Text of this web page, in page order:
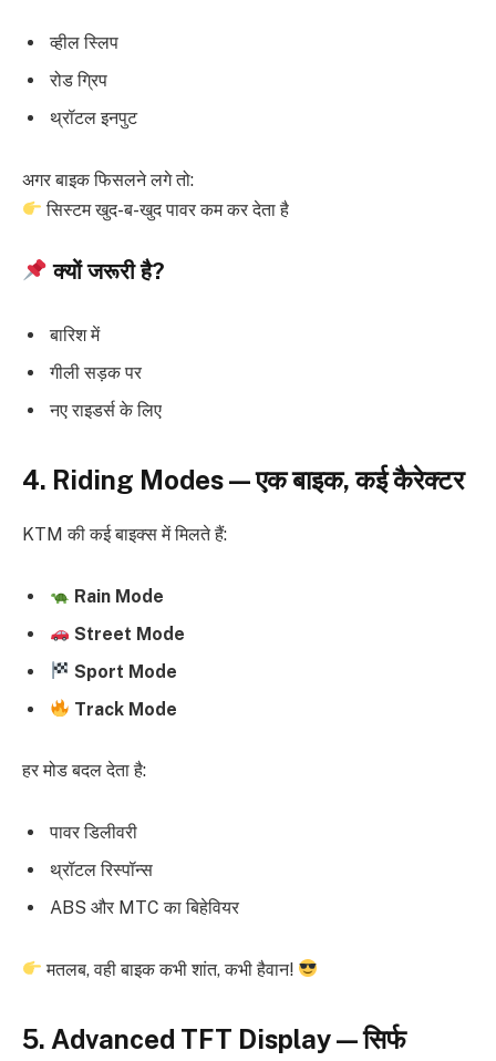
व्हील स्लिप
रोड ग्रिप
थ्रॉटल इनपुट
अगर बाइक फिसलने लगे तो:
सिस्टम खुद-ब-खुद पावर कम कर देता है
क्यों जरूरी है?
बारिश में
गीली सड़क पर
नए राइडर्स के लिए
4. Riding Modes — एक बाइक, कई कैरेक्टर
KTM की कई बाइक्स में मिलते हैं:
Rain Mode
Street Mode
Sport Mode
Track Mode
हर मोड बदल देता है:
पावर डिलीवरी
थ्रॉटल रिस्पॉन्स
ABS और MTC का बिहेवियर
मतलब, वही बाइक कभी शांत, कभी हैवान!
5. Advanced TFT Display — सिर्फ